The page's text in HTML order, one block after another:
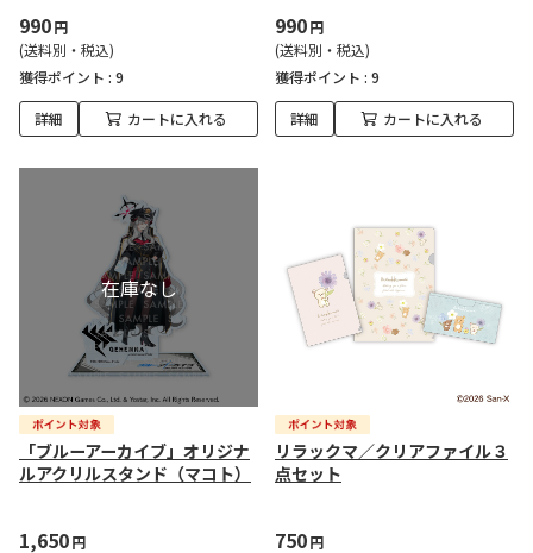
990円
(送料別・税込)
獲得ポイント : 9
詳細 カートに入れる
990円
(送料別・税込)
獲得ポイント : 9
詳細 カートに入れる
「ブルーアーカイブ」オリジナ
ルアクリルスタンド（マコト）
1,650円
リラックマ／クリアファイル３
点セット
750円